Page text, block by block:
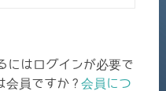
にはログインが必要で
会員ですか ? 会員につ